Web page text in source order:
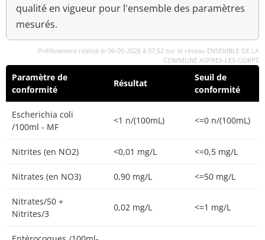
qualité en vigueur pour l'ensemble des paramètres
mesurés.
Prélèvement réalisé le 06-05-2026 à 07:52 sur le réseau ENSEMBLE DE LA
COMMUNE ASPRES-LES-CORPS
Paramètre de
conformité
Résultat
Seuil de
conformité
Escherichia coli
/100ml - MF
<1 n/(100mL) <=0 n/(100mL)
Nitrites (en NO2) <0,01 mg/L <=0,5 mg/L
Nitrates (en NO3) 0,90 mg/L <=50 mg/L
Nitrates/50 +
Nitrites/3
0,02 mg/L <=1 mg/L